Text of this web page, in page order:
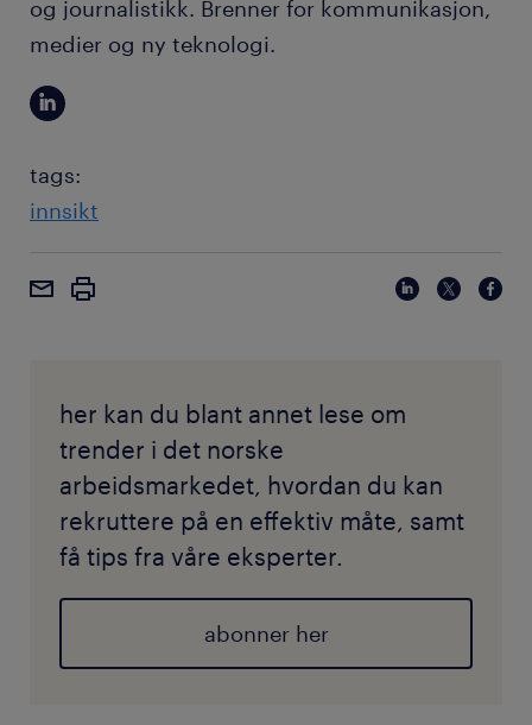
og journalistikk. Brenner for kommunikasjon,
medier og ny teknologi.
tags:
innsikt
her kan du blant annet lese om
trender i det norske
arbeidsmarkedet, hvordan du kan
rekruttere på en effektiv måte, samt
få tips fra våre eksperter.
abonner her